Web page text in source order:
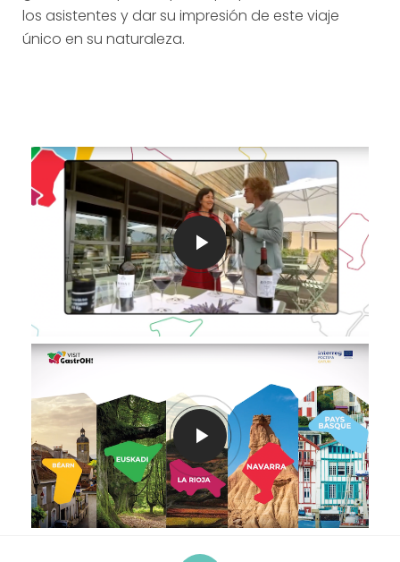
los asistentes y dar su impresión de este viaje
único en su naturaleza.